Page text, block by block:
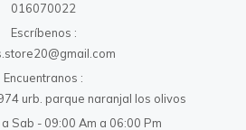
016070022
Escríbenos
Encuentranos
urb. parque naranjal los olivos
Sab - 09:00 Am a 06:00 Pm